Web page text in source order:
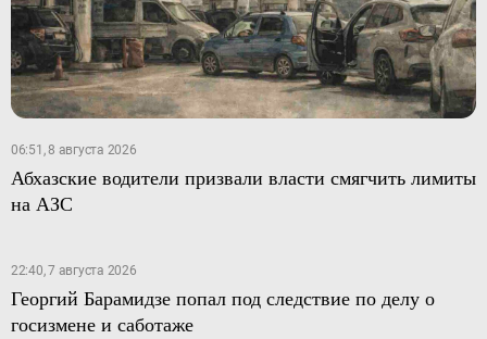
06:51, 8 августа 2026
Абхазские водители призвали власти смягчить лимиты
на АЗС
22:40, 7 августа 2026
Георгий Барамидзе попал под следствие по делу о
госизмене и саботаже